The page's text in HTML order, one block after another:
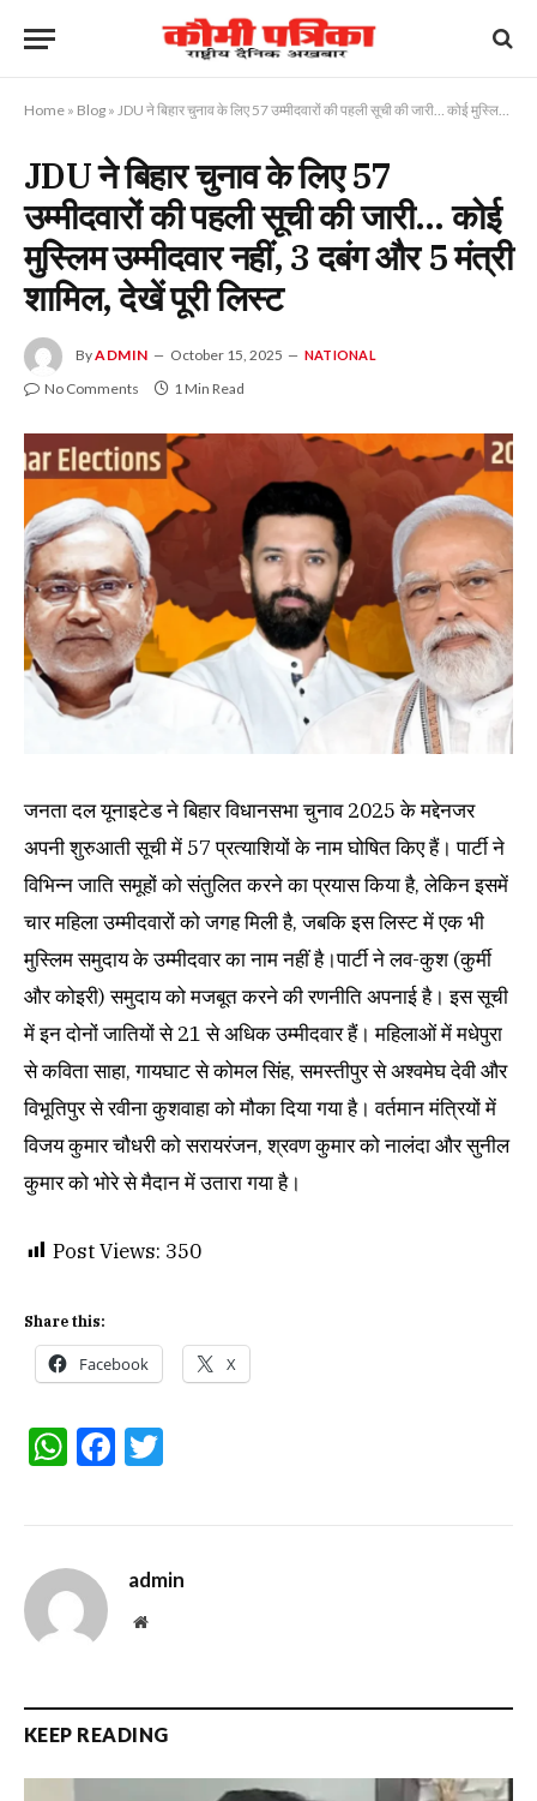
Home » Blog » JDU ने बिहार चुनाव के लिए 57 उम्मीदवारों की पहली सूची की जारी… कोई मुस्लिम उम्मीदवार नहीं, 3 दबंग और 5 मंत्री शामिल, देखें पूरी लिस्ट
JDU ने बिहार चुनाव के लिए 57
उम्मीदवारों की पहली सूची की जारी… कोई
मुस्लिम उम्मीदवार नहीं, 3 दबंग और 5 मंत्री
शामिल, देखें पूरी लिस्ट
ByADMIN October 15, 2025 NATIONAL
No Comments 1 Min Read
जनता दल यूनाइटेड ने बिहार विधानसभा चुनाव 2025 के मद्देनजर
अपनी शुरुआती सूची में 57 प्रत्याशियों के नाम घोषित किए हैं। पार्टी ने
विभिन्न जाति समूहों को संतुलित करने का प्रयास किया है, लेकिन इसमें
चार महिला उम्मीदवारों को जगह मिली है, जबकि इस लिस्ट में एक भी
मुस्लिम समुदाय के उम्मीदवार का नाम नहीं है।पार्टी ने लव-कुश (कुर्मी
और कोइरी) समुदाय को मजबूत करने की रणनीति अपनाई है। इस सूची
में इन दोनों जातियों से 21 से अधिक उम्मीदवार हैं। महिलाओं में मधेपुरा
से कविता साहा, गायघाट से कोमल सिंह, समस्तीपुर से अश्वमेघ देवी और
विभूतिपुर से रवीना कुशवाहा को मौका दिया गया है। वर्तमान मंत्रियों में
विजय कुमार चौधरी को सरायरंजन, श्रवण कुमार को नालंदा और सुनील
कुमार को भोरे से मैदान में उतारा गया है।
Post Views: 350
Share this:
Facebook X
WhatsApp
Facebook
admin
Website
KEEP READING